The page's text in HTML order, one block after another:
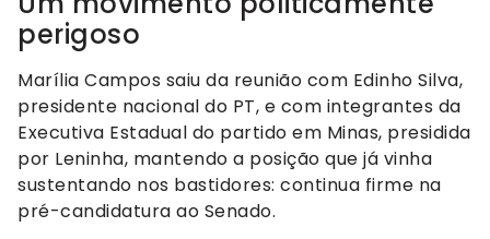
perigoso
Marília Campos saiu da reunião com Edinho Silva,
presidente nacional do PT, e com integrantes da
Executiva Estadual do partido em Minas, presidida
por Leninha, mantendo a posição que já vinha
sustentando nos bastidores: continua firme na
pré-candidatura ao Senado.